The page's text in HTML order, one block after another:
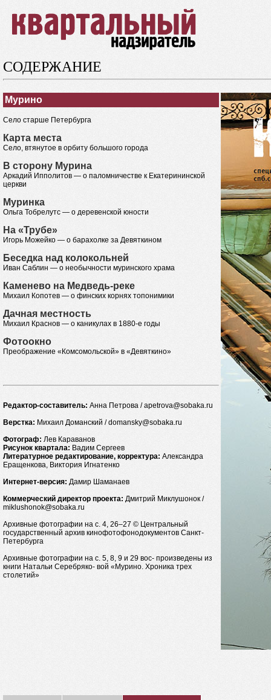
СОДЕРЖАНИЕ
Мурино
Село старше Петербурга
Карта места
Село, втянутое в орбиту большого города
В сторону Мурина
Аркадий Ипполитов — о паломничестве к Екатерининской
церкви
Муринка
Ольга Тобрелутс — о деревенской юности
На «Трубе»
Игорь Можейко — о барахолке за Девяткином
Беседка над колокольней
Иван Саблин — о необычности муринского храма
Каменево на Медведь-реке
Михаил Копотев — о финских корнях топонимики
Дачная местность
Михаил Краснов — о каникулах в 1880-е годы
Фотоокно
Преображение «Комсомольской» в «Девяткино»
Редактор-составитель: Анна Петрова / apetrova@sobaka.ru
Верстка: Михаил Доманский / domansky@sobaka.ru
Фотограф: Лев Караванов
Рисунок квартала: Вадим Сергеев
Литературное редактирование, корректура: Александра
Еращенкова, Виктория Игнатенко
Интернет-версия: Дамир Шаманаев
Коммерческий директор проекта: Дмитрий Миклушонок /
miklushonok@sobaka.ru
Архивные фотографии на с. 4, 26–27 © Центральный
государственный архив кинофотофонодокументов Санкт-
Петербурга
Архивные фотографии на с. 5, 8, 9 и 29 вос- произведены из
книги Натальи Серебряко- вой «Мурино. Хроника трех
столетий»